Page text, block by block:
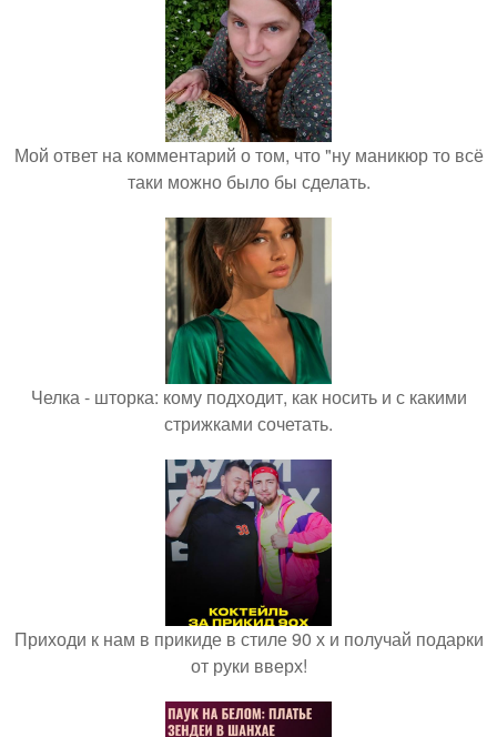
Мой ответ на комментарий о том, что "ну маникюр то всё
таки можно было бы сделать.
Челка - шторка: кому подходит, как носить и с какими
стрижками сочетать.
Приходи к нам в прикиде в стиле 90 х и получай подарки
от руки вверх!